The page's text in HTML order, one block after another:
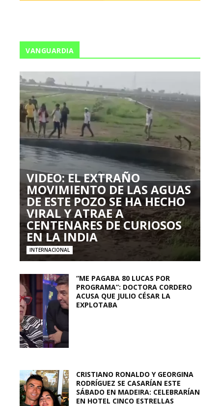
VANGUARDIA
VIDEO: EL EXTRAÑO
MOVIMIENTO DE LAS AGUAS
DE ESTE POZO SE HA HECHO
VIRAL Y ATRAE A
CENTENARES DE CURIOSOS
EN LA INDIA
INTERNACIONAL
“ME PAGABA 80 LUCAS POR
PROGRAMA”: DOCTORA CORDERO
ACUSA QUE JULIO CÉSAR LA
EXPLOTABA
CRISTIANO RONALDO Y GEORGINA
RODRÍGUEZ SE CASARÍAN ESTE
SÁBADO EN MADEIRA: CELEBRARÍAN
EN HOTEL CINCO ESTRELLAS